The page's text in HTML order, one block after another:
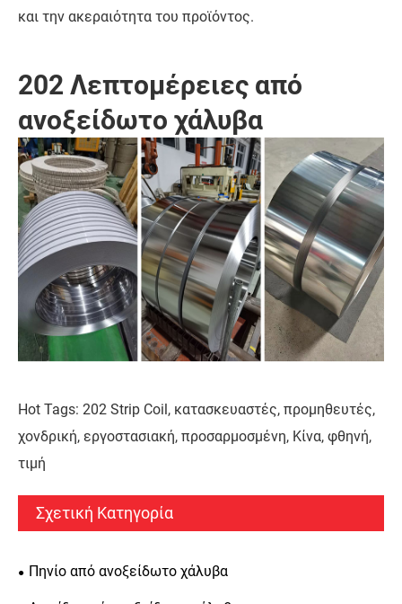
και την ακεραιότητα του προϊόντος.
202 Λεπτομέρειες από
ανοξείδωτο χάλυβα
Hot Tags: 202 Strip Coil, κατασκευαστές, προμηθευτές,
χονδρική, εργοστασιακή, προσαρμοσμένη, Κίνα, φθηνή,
τιμή
Σχετική Κατηγορία
Πηνίο από ανοξείδωτο χάλυβα